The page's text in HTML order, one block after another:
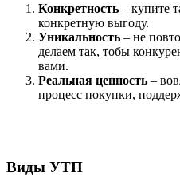
Конкретность – купите
конкретную выгоду.
Уникальность – не
делаем так, тобы
вами.
Реальная ценность –
процесс покупки,
Виды УТП